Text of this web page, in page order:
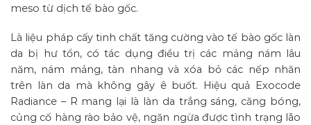
meso từ dịch tế bào gốc.
Là liệu pháp cấy tinh chất tăng cường vào tế bào gốc làn
da bị hư tổn, có tác dụng điều trị các mảng nám lâu
năm, nám mảng, tàn nhang và xóa bỏ các nếp nhăn
trên làn da mà không gây ê buốt. Hiệu quả Exocode
Radiance – R mang lại là làn da trắng sáng, căng bóng,
củng cố hàng rào bảo vệ, ngăn ngừa được tình trạng lão